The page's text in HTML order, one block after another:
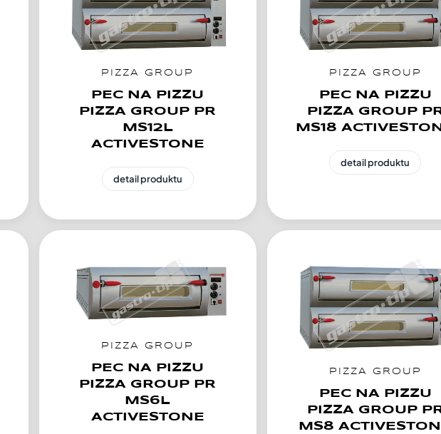
PIZZA GROUP
PEC NA PIZZU
PIZZA GROUP PR
MS12L
ACTIVESTONE
detail produktu
PIZZA GROUP
PEC NA PIZZU
PIZZA GROUP
MS18
detail produktu
PIZZA GROUP
PEC NA PIZZU
PIZZA GROUP PR
MS6L
ACTIVESTONE
PIZZA GROUP
PEC NA PIZZU
PIZZA GROUP
MS8